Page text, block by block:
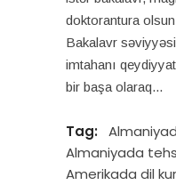
doktorantura
Bakalavr
imtahanı
bir başa olaraq
Tag:
Almaniyada
Amerikada dil